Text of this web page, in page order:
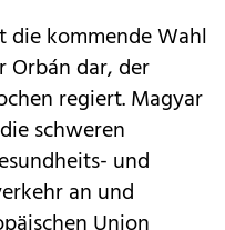
kommende Wahl
Orbán dar, der
regiert. Magyar
schweren
und
an und